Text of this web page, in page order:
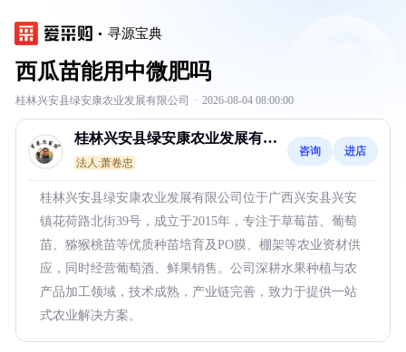
寻源宝典
西瓜苗能用中微肥吗
桂林兴安县绿安康农业发展有限公司 · 2026-08-04 08:00:00
桂林兴安县绿安康农业发展有限
公司
法人:萧卷忠
咨询 进店
桂林兴安县绿安康农业发展有限公司位于广西兴安县兴安
镇花荷路北街39号，成立于2015年，专注于草莓苗、葡萄
苗、猕猴桃苗等优质种苗培育及PO膜、棚架等农业资材供
应，同时经营葡萄酒、鲜果销售。公司深耕水果种植与农
产品加工领域，技术成熟，产业链完善，致力于提供一站
式农业解决方案。